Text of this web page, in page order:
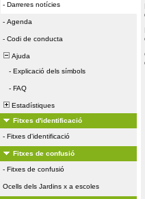
- Darreres notícies
- Agenda
- Codi de conducta
Ajuda
- Explicació dels símbols
- FAQ
Estadístiques
Fitxes d'identificació
- Fitxes d'identificació
Fitxes de confusió
- Fitxes de confusió
Ocells dels Jardins x a escoles